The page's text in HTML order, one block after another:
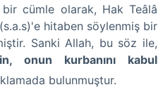
bir cümle olarak, Hak Teâlâ
hitaben söylenmiş bir
Sanki Allah, bu söz ile,
onun kurbanını kabul
bulunmuştur.